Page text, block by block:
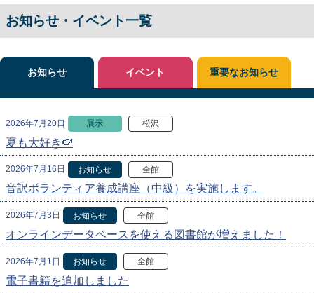
お知らせ・イベント一覧
お知らせ
2026年7月20日 展示 松沢
夏も大好き🍉
2026年7月16日 お知らせ 全館
音訳ボランティア養成講座（中級）を実施します。
2026年7月3日 お知らせ 全館
オンラインデータベースを使える図書館が増えました！
2026年7月1日 お知らせ 全館
電子書籍を追加しました
イベント 重要なお知らせ